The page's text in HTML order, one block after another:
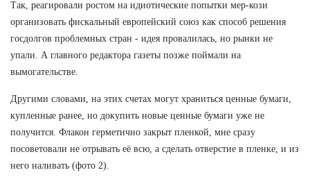
Так, реагировали ростом на идиотические попытки мер-кози
организовать фискальный европейский союз как способ решения
госдолгов проблемных стран - идея провалилась, но рынки не
упали. А главного редактора газеты позже поймали на
вымогательстве.
Другими словами, на этих счетах могут храниться ценные бумаги,
купленные ранее, но докупить новые ценные бумаги уже не
получится. Флакон герметично закрыт пленкой, мне сразу
посоветовали не отрывать её всю, а сделать отверстие в пленке, и из
него наливать (фото 2).